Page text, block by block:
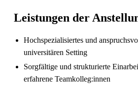
Leistungen der
Hochspezialisiertes und
universitären Setting
Sorgfältige und strukturierte
erfahrene Teamkolleg:innen